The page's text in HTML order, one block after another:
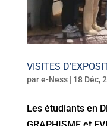
VISITES
pare-Ness| 18 Déc,
Les étudiants en